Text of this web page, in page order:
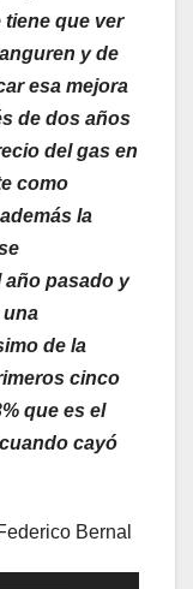
que ver
y de
esa mejora
de dos años
del gas en
como
la
año pasado y
una
de la
cinco
que es el
cayó
Bernal